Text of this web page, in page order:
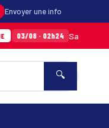
Envoyer une info
02h24 Sainte-Anne : un
🔍